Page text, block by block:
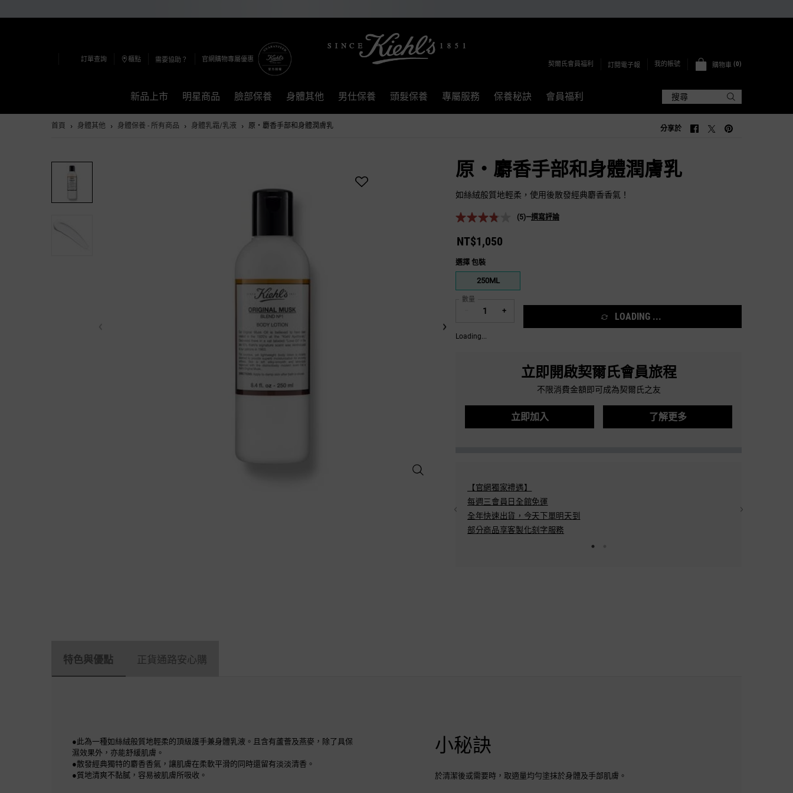
訂單查詢 櫃點 需要協助？ 官網購物專屬優惠
契爾氏會員福利 訂閱電子報 我的帳號 購物車 0
0 PRODUCT IN CART
新品上市 明星商品 臉部保養 身體其他 男仕保養 頭髮保養 專屬服務 保養秘訣 會員福利 搜尋
首頁 身體其他 身體保養 - 所有商品 身體乳霜/乳液 原‧麝香手部和身體潤膚乳 分享於 分享於 FACEBOOK
分享於 TWITTER
分享於 PINTEREST
原‧麝香手部和身體潤膚乳
如絲絨般質地輕柔，使用後散發經典麝香香氣！
(5)—撰寫評論
原‧麝香手部和身體潤膚乳 - 放大圖像
NT$1,050
選擇 包裝
Selected
250ML
, 1 of 1
數量
+ LOADING ...
Loading...
立即開啟契爾氏會員旅程
不限消費金額即可成為契爾氏之友
立即加入 了解更多
【官網獨家禮遇】
每週三會員日全館免運
全年快速出貨，今天下單明天到​
部分商品享客製化刻字服務​
特色與優點 正貨通路安心購
●此為一種如絲絨般質地輕柔的頂級護手兼身體乳液。且含有蘆薈及燕麥，除了具保
濕效果外，亦能舒緩肌膚。
●散發經典獨特的麝香香氣，讓肌膚在柔軟平滑的同時還留有淡淡清香。
●質地清爽不黏膩，容易被肌膚所吸收。
小秘訣
於清潔後或需要時，取適量均勻塗抹於身體及手部肌膚。